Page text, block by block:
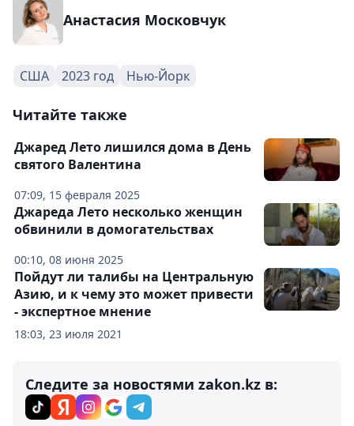
Анастасия Московчук
США 2023 год Нью-Йорк
Читайте также
07:09, 15 февраля 2025
Джаред Лето лишился дома в День
святого Валентина
00:10, 08 июня 2025
Джареда Лето несколько женщин
обвинили в домогательствах
18:03, 23 июля 2021
Пойдут ли талибы на Центральную
Азию, и к чему это может привести
- экспертное мнение
Следите за новостями zakon.kz в: